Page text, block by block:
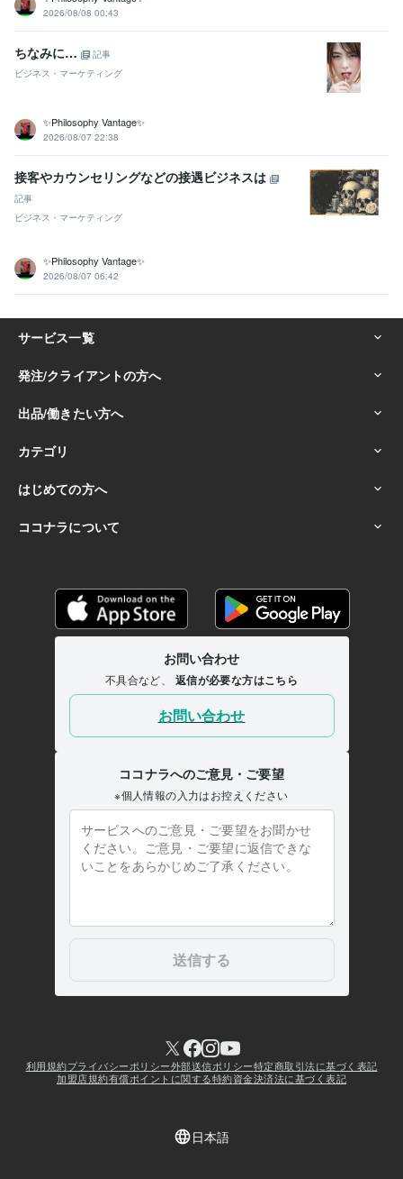
2026/08/08 00:43
ちなみに…
記事
ビジネス・マーケティング
✨Philosophy Vantage✨
2026/08/07 22:38
接客やカウンセリングなどの接遇ビジネスは
記事
ビジネス・マーケティング
✨Philosophy Vantage✨
2026/08/07 06:42